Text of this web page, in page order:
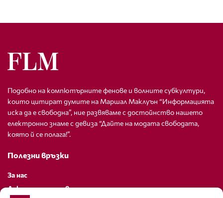
Подобно на компютърните фенове и волните субкултури,
които цитират думите на Маршал Маклуън “Информацията
иска да е свободна”, ние развяваме с достойнство нашето
електронно знаме с девиза “Дайте на модата свободата,
която й се полага!”.
Полезни връзки
За нас
Декларация за поверителност